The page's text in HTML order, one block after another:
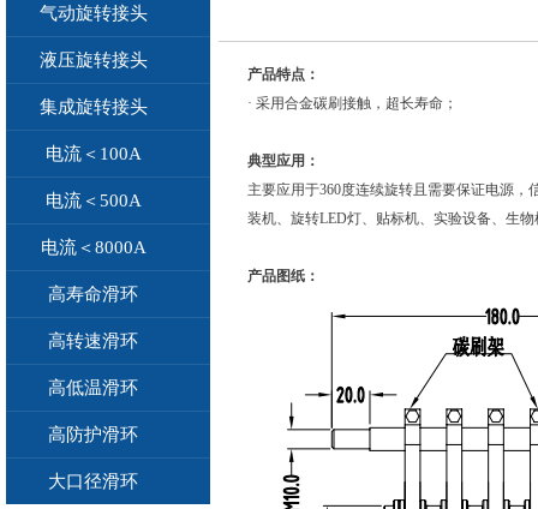
产品
· 采用合金碳刷接触，超长寿命；
典型应用：
主要应用于360度连续旋转且需要保证电源
装机、旋转LED灯、贴标机、实验设备、生
产品图纸：
气动旋转接头
液压旋转接头
集成旋转接头
电流＜100A
电流＜500A
电流＜8000A
高寿命滑环
高转速滑环
高低温滑环
高防护滑环
大口径滑环